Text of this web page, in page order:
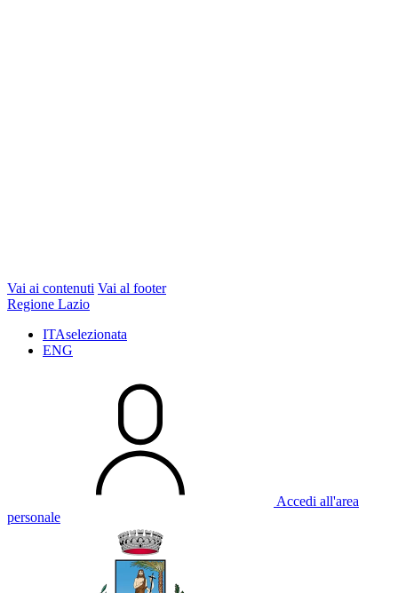
Vai ai contenuti Vai al footer
Regione Lazio
ITAselezionata
ENG
Accedi all'area
personale